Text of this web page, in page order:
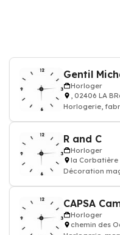
Gentil
Horloger
, 02406 LA
Horlogerie,
R and C
Horloger
la Corbatière
Décoration
CAPSA
Horloger
chemin des